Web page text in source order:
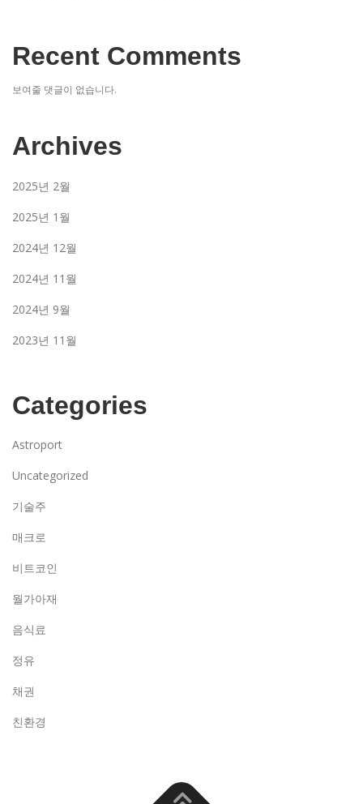
Recent Comments
보여줄 댓글이 없습니다.
Archives
2025년 2월
2025년 1월
2024년 12월
2024년 11월
2024년 9월
2023년 11월
Categories
Astroport
Uncategorized
기술주
매크로
비트코인
월가아재
음식료
정유
채권
친환경